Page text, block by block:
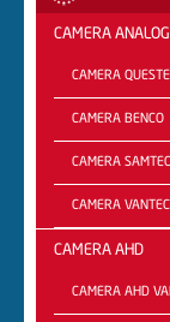
CAMERA ANALOG
CAMERA
CAMERA BENCO
CAMERA
CAMERA
CAMERA AHD
CAMERA AHD